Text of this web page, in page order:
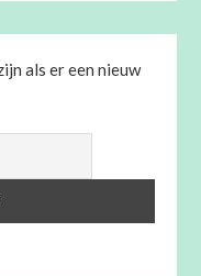
als er een nieuw